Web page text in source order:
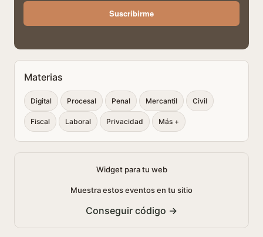
Suscribirme
Materias
Digital Procesal Penal Mercantil Civil
Fiscal Laboral Privacidad Más +
Widget para tu web
Muestra estos eventos en tu sitio
Conseguir código →